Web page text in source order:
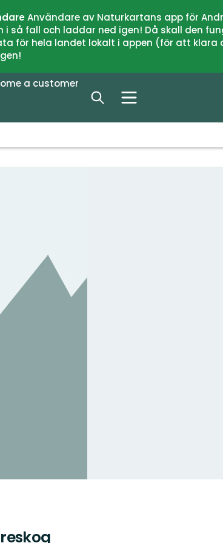
Användare av Naturkartans app för
så fall och laddar ned igen! Då skall den
för hela landet lokalt i appen (för att
a customer